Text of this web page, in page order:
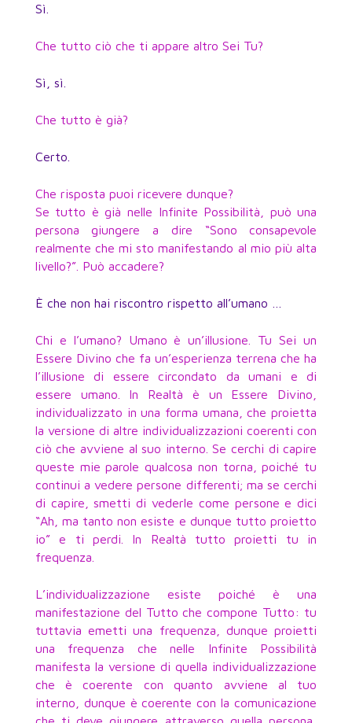
Sì.
Che tutto ciò che ti appare altro Sei Tu?
Sì, sì.
Che tutto è già?
Certo.
Che risposta puoi ricevere dunque?
Se tutto è già nelle Infinite Possibilità, può una
persona giungere a dire “Sono consapevole
realmente che mi sto manifestando al mio più alta
livello?”. Può accadere?
È che non hai riscontro rispetto all’umano …
Chi e l’umano? Umano è un’illusione. Tu Sei un
Essere Divino che fa un’esperienza terrena che ha
l’illusione di essere circondato da umani e di
essere umano. In Realtà è un Essere Divino,
individualizzato in una forma umana, che proietta
la versione di altre individualizzazioni coerenti con
ciò che avviene al suo interno. Se cerchi di capire
queste mie parole qualcosa non torna, poiché tu
continui a vedere persone differenti; ma se cerchi
di capire, smetti di vederle come persone e dici
“Ah, ma tanto non esiste e dunque tutto proietto
io” e ti perdi. In Realtà tutto proietti tu in
frequenza.
L’individualizzazione esiste poiché è una
manifestazione del Tutto che compone Tutto: tu
tuttavia emetti una frequenza, dunque proietti
una frequenza che nelle Infinite Possibilità
manifesta la versione di quella individualizzazione
che è coerente con quanto avviene al tuo
interno, dunque è coerente con la comunicazione